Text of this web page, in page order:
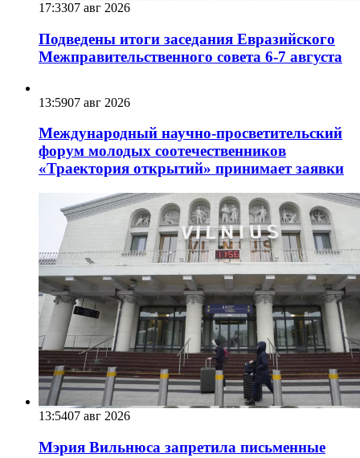
17:3307 авг 2026
Подведены итоги заседания Евразийского
Межправительственного совета 6-7 августа
13:5907 авг 2026
Международный научно-просветительский
форум молодых соотечественников
«Траектория открытий» принимает заявки
13:5407 авг 2026
Мэрия Вильнюса запретила письменные